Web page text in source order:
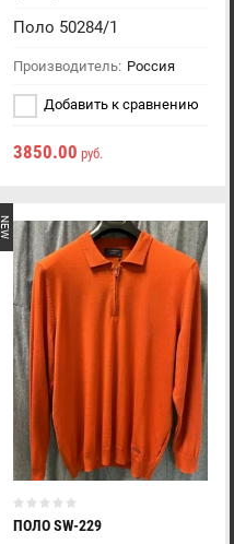
Поло 50284/1
Производитель: Россия
Добавить к сравнению
3850.00 руб.
NEW
ПОЛО SW-229